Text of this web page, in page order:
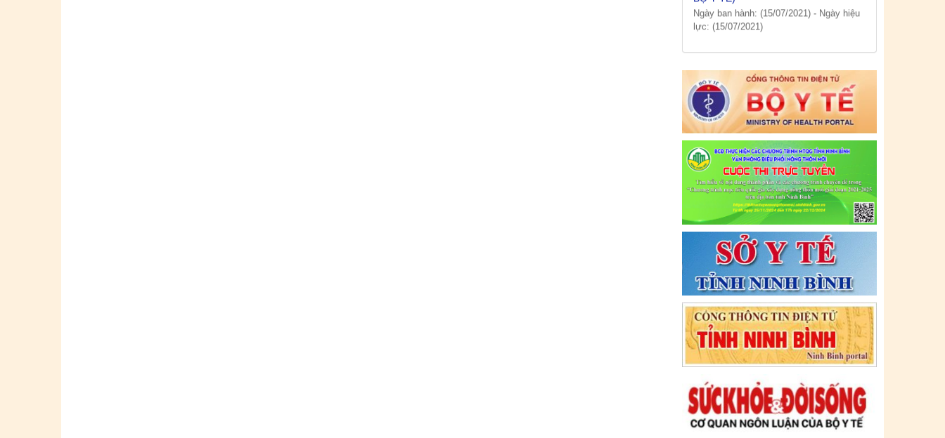
lực: (15/07/2021)
Y TẾ THEO THÔNG BÁO KHẨN CỦA
BỘ Y TẾ)
Ngày ban hành: (12/07/2021) - Ngày hiệu
lực: (12/07/2021)
Tên:(CẬP NHẬT DANH SÁCH CÁC
ĐỊA ĐIỂM NGUY CƠ CẦN KHAI BÁO
Y TẾ THEO THÔNG BÁO KHẨN CỦA
Ngày ban hành: (09/07/2021) -Ngày hiệu
lực: (09/07/2021)
Tên:(CẬP NHẬT DANH SÁCH CÁC
ĐỊA ĐIỂM NGUY CƠ CẦN KHAI BÁO
Y TẾ THEO THÔNG BÁO KHẨN CỦA
BỘ Y TẾ)
Ngày ban hành: (06/07/2021) -Ngày hiệu
lực: (06/07/2021)
ĐỊA ĐIỂM NGUY CƠ CẦN KHAI BÁO
Y TẾ THEO THÔNG BÁO KHẨN CỦA
BỘ Y TẾ)
Ngày ban hành: (02/07/2021) -
Ngày hiệu